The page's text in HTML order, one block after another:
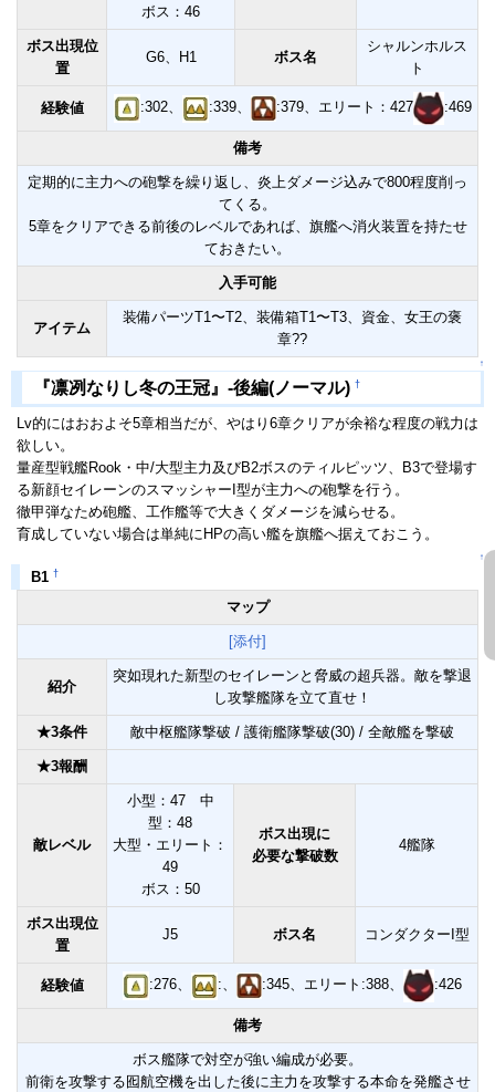
ボス：46
ボス出現位
置
G6、H1 ボス名
シャルンホルス
ト
経験値 :302、 :339、 :379、エリート：427 :469
備考
定期的に主力への砲撃を繰り返し、炎上ダメージ込みで800程度削っ
てくる。
5章をクリアできる前後のレベルであれば、旗艦へ消火装置を持たせ
ておきたい。
入手可能
アイテム
装備パーツT1〜T2、装備箱T1〜T3、資金、女王の褒
章??
↑
『凛冽なりし冬の王冠』-後編(ノーマル) †
Lv的にはおおよそ5章相当だが、やはり6章クリアが余裕な程度の戦力は
欲しい。
量産型戦艦Rook・中/大型主力及びB2ボスのティルピッツ、B3で登場す
る新顔セイレーンのスマッシャーI型が主力への砲撃を行う。
徹甲弾なため砲艦、工作艦等で大きくダメージを減らせる。
育成していない場合は単純にHPの高い艦を旗艦へ据えておこう。
↑
B1 †
マップ
[添付]
紹介
突如現れた新型のセイレーンと脅威の超兵器。敵を撃退
し攻撃艦隊を立て直せ！
★3条件 敵中枢艦隊撃破 / 護衛艦隊撃破(30) / 全敵艦を撃破
★3報酬
敵レベル
小型：47 中
型：48
大型・エリート：
49
ボス：50
ボス出現に
必要な撃破数
4艦隊
ボス出現位
置
J5 ボス名 コンダクターI型
経験値 :276、 :、 :345、エリート:388、 :426
備考
ボス艦隊で対空が強い編成が必要。
前衛を攻撃する囮航空機を出した後に主力を攻撃する本命を発艦させ